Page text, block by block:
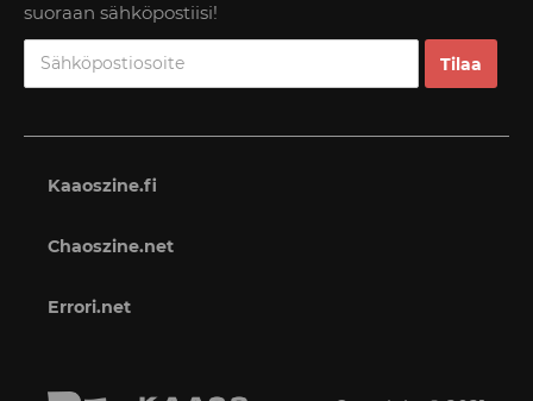
suoraan sähköpostiisi!
Kaaoszine.fi
Chaoszine.net
Errori.net